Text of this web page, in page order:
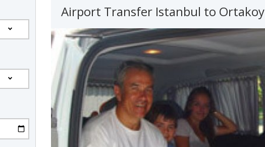
Airport Transfer Istanbul to Ortakoy